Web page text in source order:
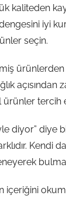
kaliteden
iyi
seçin.
ürünlerden
açısından
tercih
diyor” diye
Kendi
içeriğini